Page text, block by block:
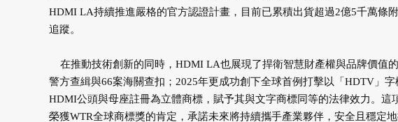
HDMI LA持續推進嚴格的官方認證計畫，目前已累積出貨超過2億5千萬條
追蹤。
在推動技術創新的同時，HDMI LA也展現了捍衛智慧財產權與品牌價值
警方查緝與66案海關查扣；2025年更成功創下全球首例打擊以「HDTV」
HDMI公頭與母座註冊為立體商標，賦予其與文字商標同等的法律效力。
榮獲WTR全球商標獎的肯定，承諾未來將持續攜手產業夥伴，安全且穩定地